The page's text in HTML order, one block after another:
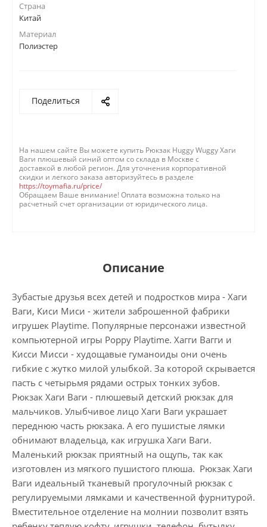
Страна
Китай
Материал
Полиэстер
Поделиться
На нашем сайте Вы можете купить Рюкзак Huggy Wuggy Хаги
Ваги плюшевый синий оптом со склада в Москве с
доставкой в любой регион. Для уточнения корпоративной
скидки и легкого заказа авторизуйтесь в разделе
https://toymafia.ru/price/
Обращаем Ваше внимание! Оплата возможна только на
расчетный счет организации от юридического лица.
Описание
Зубастые друзья всех детей и подростков мира - Хаги
Ваги, Киси Миси - жители заброшенной фабрики
игрушек Playtime. Популярные персонажи известной
компьютерной игры Poppy Playtime. Хагги Вагги и
Кисси Мисси - худощавые гуманоиды они очень
гибкие с жутко милой улыбкой. За которой скрывается
пасть с четырьмя рядами острых тонких зубов.
Рюкзак Хаги Ваги - плюшевый детский рюкзак для
мальчиков. Улыбчивое лицо Хаги Ваги украшает
переднюю часть рюкзака. А его пушистые лямки
обнимают владельца, как игрушка Хаги Ваги.
Маленький рюкзак приятный на ощупь, так как
изготовлен из мягкого пушистого плюша. Рюкзак Хаги
Ваги идеальный тканевый прогулочный рюкзак с
регулируемыми лямками и качественной фурнитурой.
Вместительное отделение на молнии позволит взять